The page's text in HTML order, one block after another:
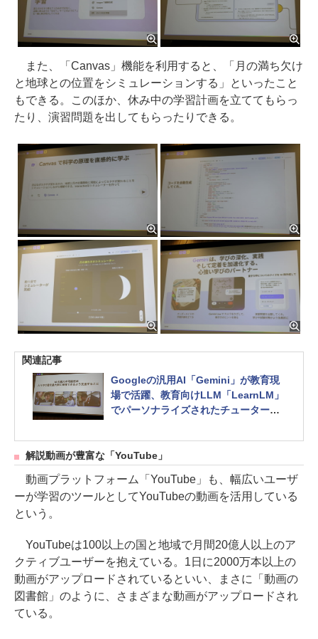
また、「Canvas」機能を利用すると、「月の満ち欠け
と地球との位置をシミュレーションする」といったこと
もできる。このほか、休み中の学習計画を立ててもらっ
たり、演習問題を出してもらったりできる。
関連記事
Googleの汎用AI「Gemini」が教育現
場で活躍、教育向けLLM「LearnLM」
でパーソナライズされたチューター体
解説動画が豊富な「YouTube」
動画プラットフォーム「YouTube」も、幅広いユーザ
ーが学習のツールとしてYouTubeの動画を活用している
という。
YouTubeは100以上の国と地域で月間20億人以上のア
クティブユーザーを抱えている。1日に2000万本以上の
動画がアップロードされているといい、まさに「動画の
図書館」のように、さまざまな動画がアップロードされ
ている。